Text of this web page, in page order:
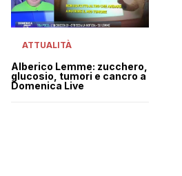
ATTUALITÀ
Alberico Lemme: zucchero,
glucosio, tumori e cancro a
Domenica Live